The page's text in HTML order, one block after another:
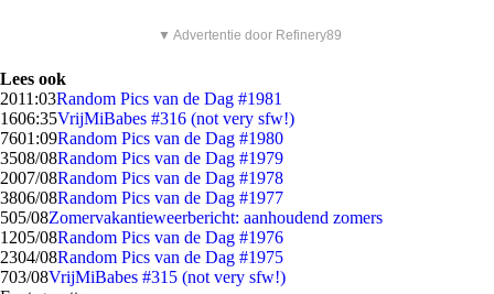
▼ Advertentie door Refinery89
Lees ook
2011:03Random Pics van de Dag #1981
1606:35VrijMiBabes #316 (not very sfw!)
7601:09Random Pics van de Dag #1980
3508/08Random Pics van de Dag #1979
2007/08Random Pics van de Dag #1978
3806/08Random Pics van de Dag #1977
505/08Zomervakantieweerbericht: aanhoudend zomers
1205/08Random Pics van de Dag #1976
2304/08Random Pics van de Dag #1975
703/08VrijMiBabes #315 (not very sfw!)